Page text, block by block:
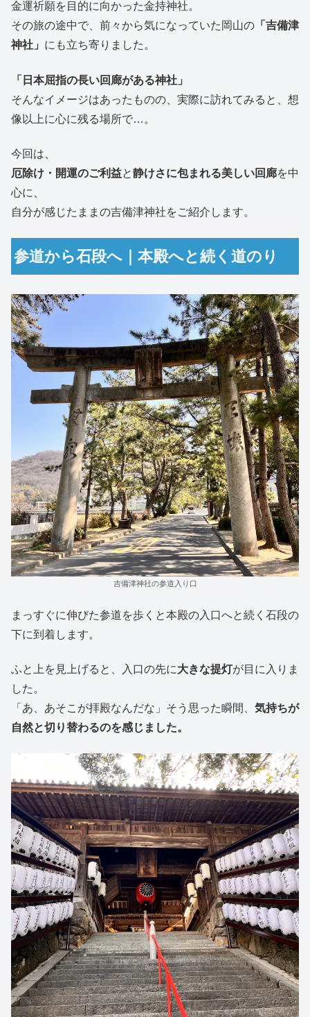
金運祈願を目的に向かった金持神社。
その旅の途中で、前々から気になっていた岡山の 「吉備津
神社」 にも立ち寄りました。
「日本屈指の長い回廊がある神社」
そんなイメージはあったものの、実際に訪れてみると、想
像以上に心に残る場所で…。
今回は、
厄除け・開運のご利益と静けさに包まれる美しい回廊を中
心に、
自分が感じたままの吉備津神社をご紹介します。
参道から石段へ｜本殿へと続く道のり
吉備津神社の参道入り口
まっすぐに伸びた参道を歩くと本殿の入口へと続く石段の
下に到着します。
ふと上を見上げると、入口の先に大きな提灯が目に入りま
した。
「あ、あそこが拝殿なんだな」そう思った瞬間、 気持ちが
自然と切り替わるのを感じました。